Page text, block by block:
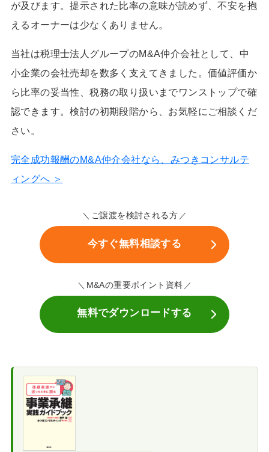
が及びます。提示された比率の意味が読めず、不安を抱
えるオーナーは少なくありません。
当社は税理士法人グループのM&A仲介会社として、中
小企業の会社売却を数多く支えてきました。価値評価か
ら比率の妥当性、税務の取り扱いまでワンストップで確
認できます。検討の初期段階から、お気軽にご相談くだ
さい。
完全成功報酬のM&A仲介会社なら、みつきコンサルテ
ィングへ ＞
ご譲渡を検討される方
今すぐ無料相談する
M&Aの重要ポイント資料
無料でダウンロードする